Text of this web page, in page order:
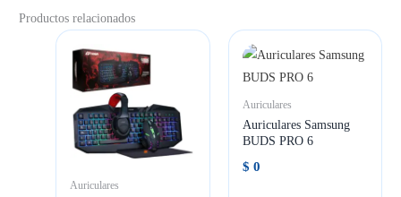
Productos relacionados
Auriculares
Auriculares
Auriculares Samsung
BUDS PRO 6
$ 0